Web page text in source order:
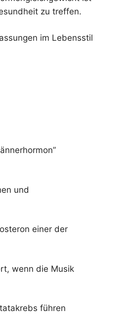
zu treffen.
im Lebensstil
und
einer der
wenn die Musik
führen